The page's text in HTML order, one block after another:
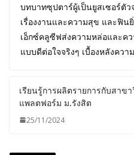
บทบาทซุปตาร์ผู้เป็นยูสเซอร์ตัว
เรื่องงานและความสุข และฟิ
เอ็กซ์คลูซีฟส่งความหล่อและค
แบบดีต่อใจจริงๆ เบื้องหลังควา
เรียนรู้การผลิตรายการกับสาข
แพลตฟอร์ม ม.รังสิต
25/11/2024